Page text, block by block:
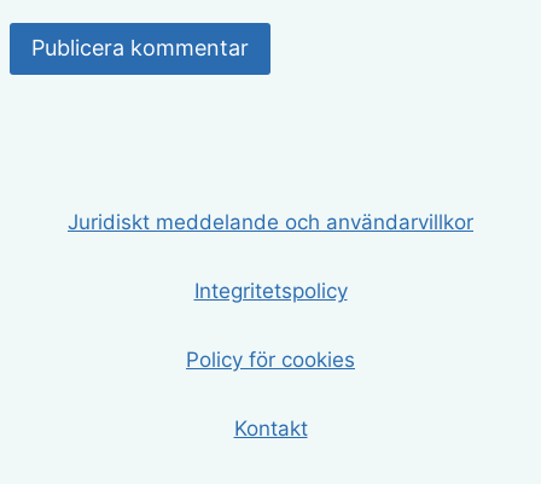
Juridiskt meddelande och användarvillkor
Integritetspolicy
Policy för cookies
Kontakt